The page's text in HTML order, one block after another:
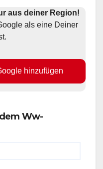
aus deiner Region!
als eine Deiner
hinzufügen
Ww-